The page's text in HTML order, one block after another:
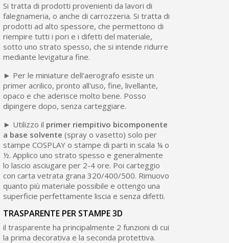
Si tratta di prodotti provenienti da lavori di
falegnameria, o anche di carrozzeria. Si tratta di
prodotti ad alto spessore, che permettono di
riempire tutti i pori e i difetti del materiale,
sotto uno strato spesso, che si intende ridurre
mediante levigatura fine.
► Per le miniature dell'aerografo esiste un
primer acrilico, pronto all'uso, fine, livellante,
opaco e che aderisce molto bene. Posso
dipingere dopo, senza carteggiare.
► Utilizzo il primer riempitivo bicomponente
a base solvente (spray o vasetto) solo per
stampe COSPLAY o stampe di parti in scala ¼ o
½. Applico uno strato spesso e generalmente
lo lascio asciugare per 2-4 ore. Poi carteggio
con carta vetrata grana 320/400/500. Rimuovo
quanto più materiale possibile e ottengo una
superficie perfettamente liscia e senza difetti.
TRASPARENTE PER STAMPE 3D
il trasparente ha principalmente 2 funzioni di cui
la prima decorativa e la seconda protettiva.